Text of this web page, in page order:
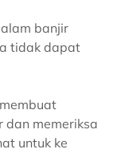
banjir
tidak dapat
dan memeriksa
untuk ke